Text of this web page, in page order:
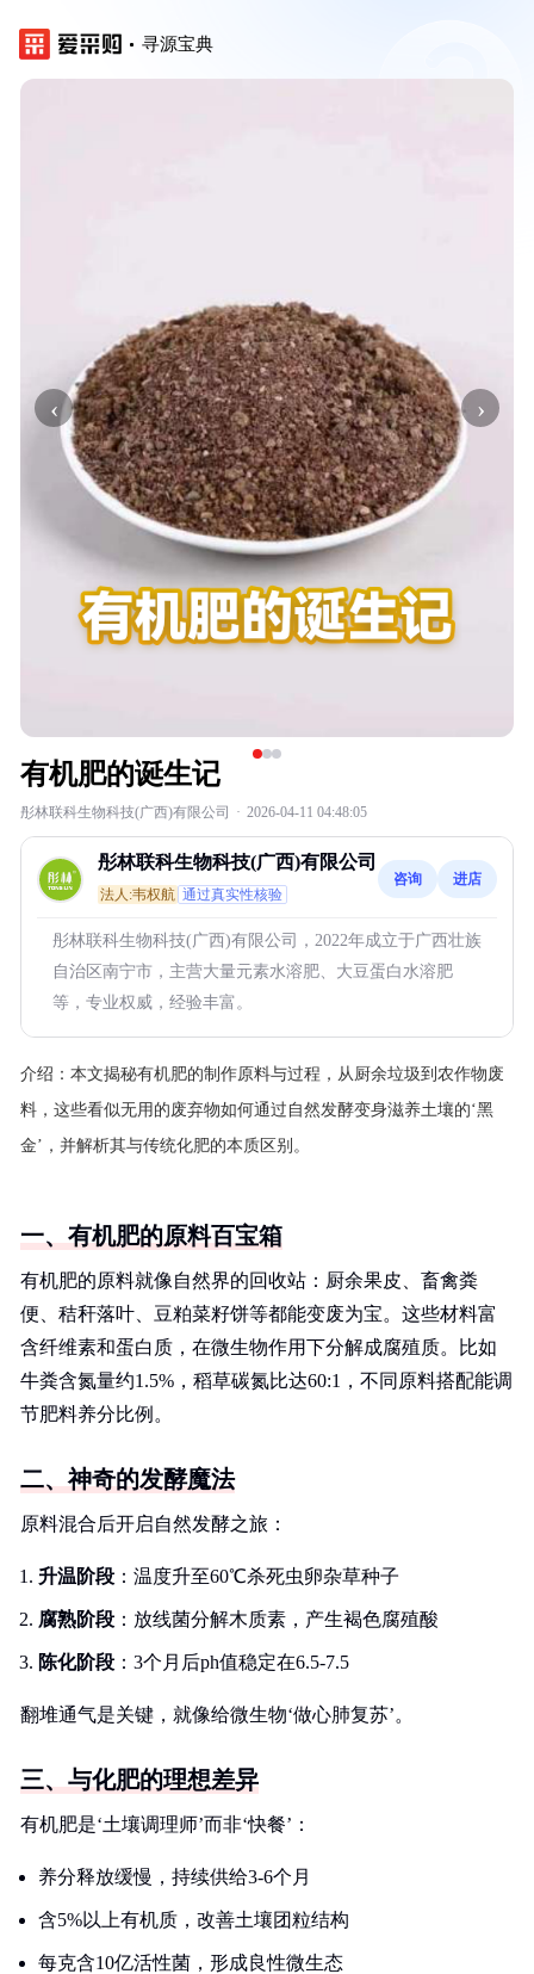
寻源宝典
‹ ›
有机肥的诞生记
彤林联科生物科技(广西)有限公司 · 2026-04-11 04:48:05
彤林联科生物科技(广西)有限公司
法人:韦权航 通过真实性核验
咨询 进店
彤林联科生物科技(广西)有限公司，2022年成立于广西壮族
自治区南宁市，主营大量元素水溶肥、大豆蛋白水溶肥
等，专业权威，经验丰富。
介绍： 本文揭秘有机肥的制作原料与过程，从厨余垃圾到农作物废
料，这些看似无用的废弃物如何通过自然发酵变身滋养土壤的‘黑
金’，并解析其与传统化肥的本质区别。
一、有机肥的原料百宝箱
有机肥的原料就像自然界的回收站：厨余果皮、畜禽粪
便、秸秆落叶、豆粕菜籽饼等都能变废为宝。这些材料富
含纤维素和蛋白质，在微生物作用下分解成腐殖质。比如
牛粪含氮量约1.5%，稻草碳氮比达60:1，不同原料搭配能调
节肥料养分比例。
二、神奇的发酵魔法
原料混合后开启自然发酵之旅：
升温阶段 ：温度升至60℃杀死虫卵杂草种子
腐熟阶段 ：放线菌分解木质素，产生褐色腐殖酸
陈化阶段 ：3个月后ph值稳定在6.5-7.5
翻堆通气是关键，就像给微生物‘做心肺复苏’。
三、与化肥的理想差异
有机肥是‘土壤调理师’而非‘快餐’：
养分释放缓慢，持续供给3-6个月
含5%以上有机质，改善土壤团粒结构
每克含10亿活性菌，形成良性微生态